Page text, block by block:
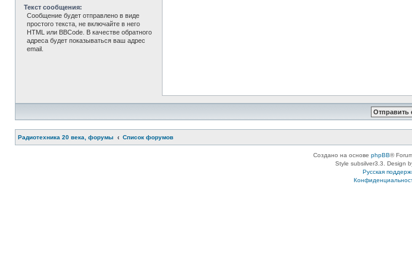
Текст сообщения:
Сообщение будет отправлено в виде
простого текста, не включайте в него
HTML или BBCode. В качестве обратного
адреса будет показываться ваш адрес
email.
Радиотехника 20 века, форумы Список форумов
Создано на основе phpBB®
Style subsilver3.3. Design
Русская